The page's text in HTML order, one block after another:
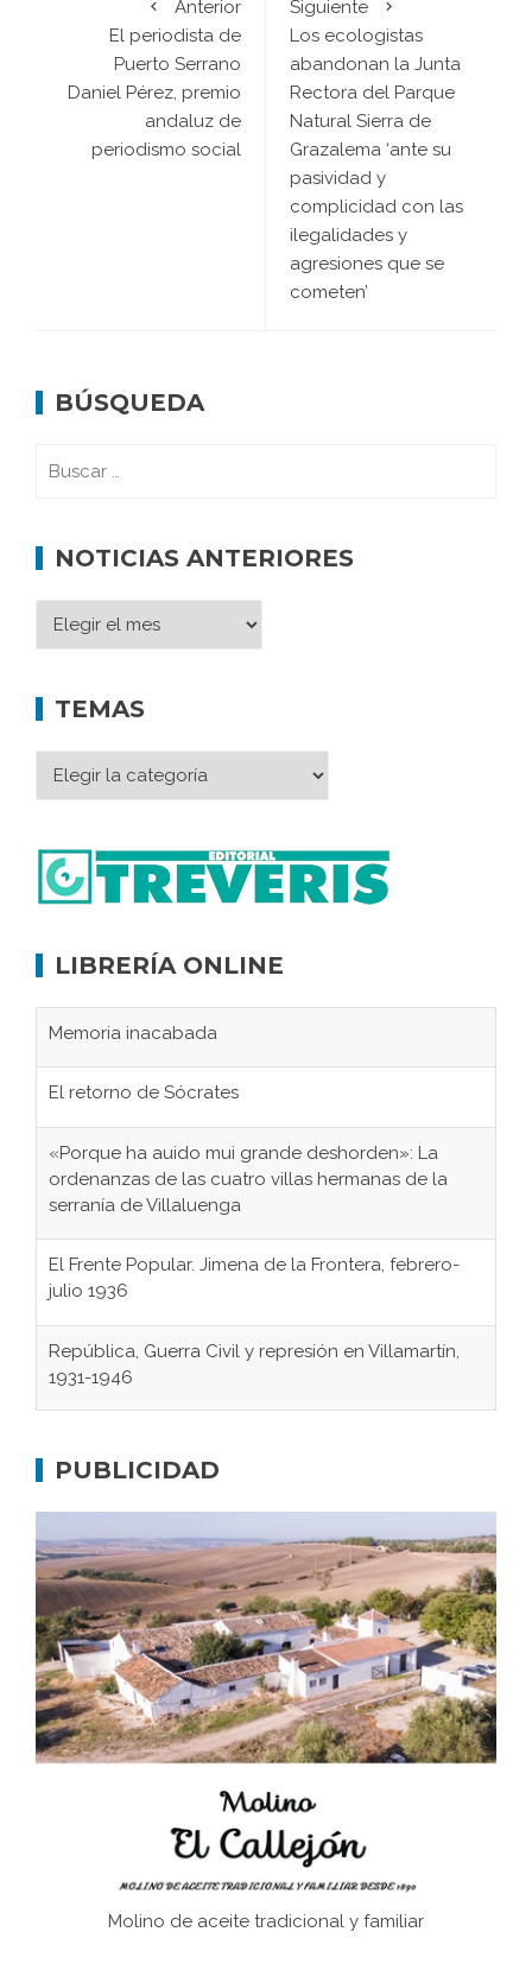
Anterior
El periodista de
Puerto Serrano
Daniel Pérez, premio
andaluz de
periodismo social
Siguiente
Los ecologistas
abandonan la Junta
Rectora del Parque
Natural Sierra de
Grazalema ‘ante su
pasividad y
complicidad con las
ilegalidades y
agresiones que se
cometen’
BÚSQUEDA
NOTICIAS ANTERIORES
TEMAS
LIBRERÍA ONLINE
Memoria inacabada
El retorno de Sócrates
«Porque ha auido mui grande deshorden»: La
ordenanzas de las cuatro villas hermanas de la
serranía de Villaluenga
El Frente Popular. Jimena de la Frontera, febrero-
julio 1936
República, Guerra Civil y represión en Villamartín,
1931-1946
concentración nazis
Bornos
El Frente Popular. Ubrique, febrero-julio 1936
Juntar las letras. La alfabetización en el campo: del
afán de saber a la autogestión
Historia y vivencias del poblado de Los Hurones
PUBLICIDAD
Molino de aceite tradicional y familiar